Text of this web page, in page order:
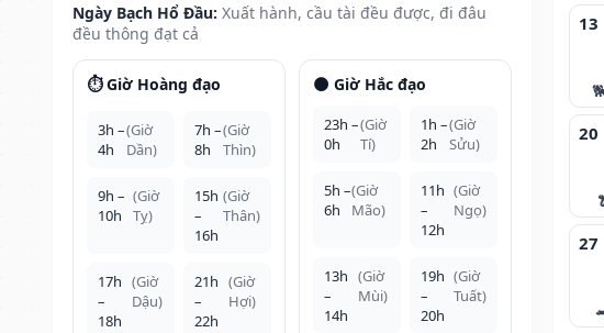
Ngày Bạch Hổ Đầu: Xuất hành, cầu tài đều được, đi đâu
đều thông đạt cả
⏱️ Giờ Hoàng đạo
3h –
4h
(Giờ
Dần)
7h –
8h
(Giờ
Thìn)
9h –
10h
(Giờ
Tỵ)
15h
–
16h
(Giờ
Thân)
17h
–
18h
(Giờ
Dậu)
21h
–
22h
(Giờ
Hợi)
🌑 Giờ Hắc đạo
23h –
0h
(Giờ
Tí)
1h –
2h
(Giờ
Sửu)
5h –
6h
(Giờ
Mão)
11h
–
12h
(Giờ
Ngọ)
13h
–
14h
(Giờ
Mùi)
19h
–
20h
(Giờ
Tuất)
13
20
27